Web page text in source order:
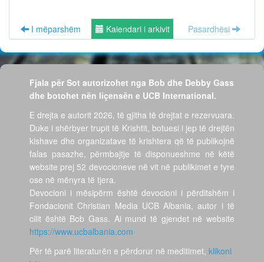
I mëparshëm Kalendari i arkivit Pasardhësi
Fjala për Sot autorizohet nga Bob dhe Debby Gass
dhe botohet nën liçensën e UCB International.
E drejta e autorit 2026, të gjitha të drejtat e rezervuara.
Duke i shërbyer trupit të Krishtit, botuesi i jep të drejtën
kishave dhe organizatave të krishtera që të publikojnë
falas pasazhe, përmbajtje të disponueshme në këtë
website prej 52 devocioneve në vit në publikimet e tyre
ose në mënyra të tjera.
Devocioni i mësipërm është devocioni i përditshëm i
Fondacionit Christian Media UCB Albania, autor i të
cilit është Bob Gass. Ai mund të gjendet në website
https://www.ucbalbania.com
Për të parë literaturën e përdorur në meditimet, klikoni